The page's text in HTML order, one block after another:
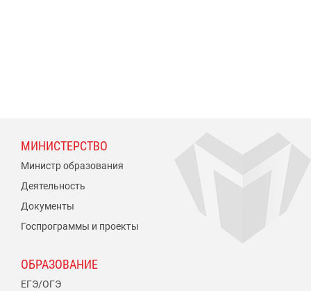
МИНИСТЕРСТВО
Министр образования
Деятельность
Документы
Госпрограммы и проекты
ОБРАЗОВАНИЕ
ЕГЭ/ОГЭ